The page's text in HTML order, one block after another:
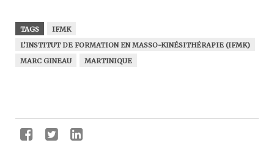
TAGS
IFMK
L’INSTITUT DE FORMATION EN MASSO-KINÉSITHÉRAPIE (IFMK)
MARC GINEAU
MARTINIQUE